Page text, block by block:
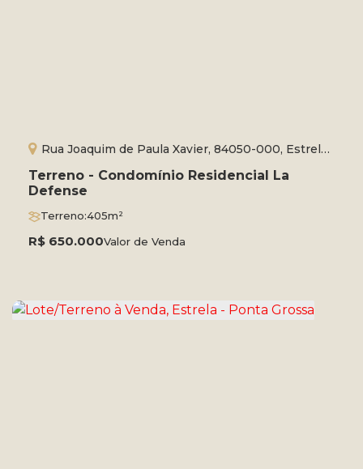
Terreno - Condomínio Residencial La
Defense
R$ 650.000Valor de Venda
Rua Joaquim de Paula Xavier, 84050-000, Estrela,
Ponta Grossa, Paraná, Brasil
Terreno:405m²